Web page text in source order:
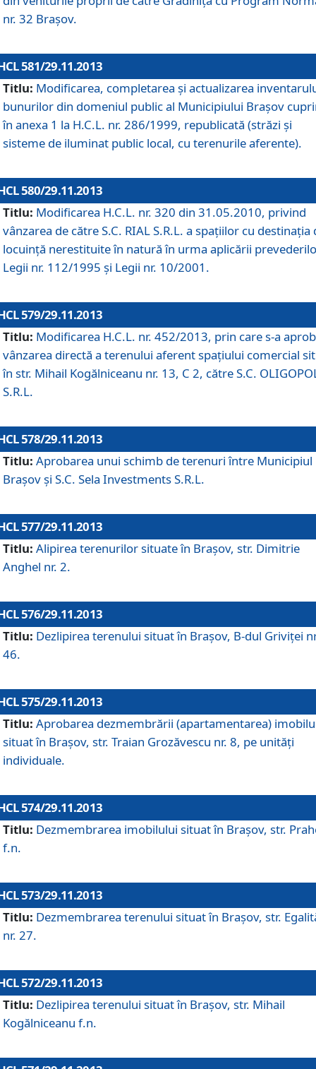
nr. 32 Braşov.
581/29.11.2013
Titlu: Modificarea, completarea şi actualizarea
bunurilor din domeniul public al Municipiului Braşov
în anexa 1 la H.C.L. nr. 286/1999, republicată (străzi şi
sisteme de iluminat public local, cu terenurile aferente).
580/29.11.2013
Titlu: Modificarea H.C.L. nr. 320 din 31.05.2010, privind
vânzarea de către S.C. RIAL S.R.L. a spaţiilor cu destinaţia
locuinţă nerestituite în natură în urma aplicării
Legii nr. 112/1995 şi Legii nr. 10/2001.
579/29.11.2013
Titlu: Modificarea H.C.L. nr. 452/2013, prin care s-a
vânzarea directă a terenului aferent spaţiului comercial
în str. Mihail Kogălniceanu nr. 13, C 2, către S.C.
S.R.L.
578/29.11.2013
Titlu: Aprobarea unui schimb de terenuri între Municipiul
Braşov şi S.C. Sela Investments S.R.L.
577/29.11.2013
Titlu: Alipirea terenurilor situate în Braşov, str. Dimitrie
Anghel nr. 2.
576/29.11.2013
Titlu: Dezlipirea terenului situat în Braşov, B-dul Griviţei
46.
575/29.11.2013
Titlu: Aprobarea dezmembrării (apartamentarea)
situat în Braşov, str. Traian Grozăvescu nr. 8, pe unităţi
individuale.
574/29.11.2013
Titlu: Dezmembrarea imobilului situat în Braşov, str.
f.n.
573/29.11.2013
Titlu: Dezmembrarea terenului situat în Braşov, str.
nr. 27.
572/29.11.2013
Titlu: Dezlipirea terenului situat în Braşov, str. Mihail
Kogălniceanu f.n.